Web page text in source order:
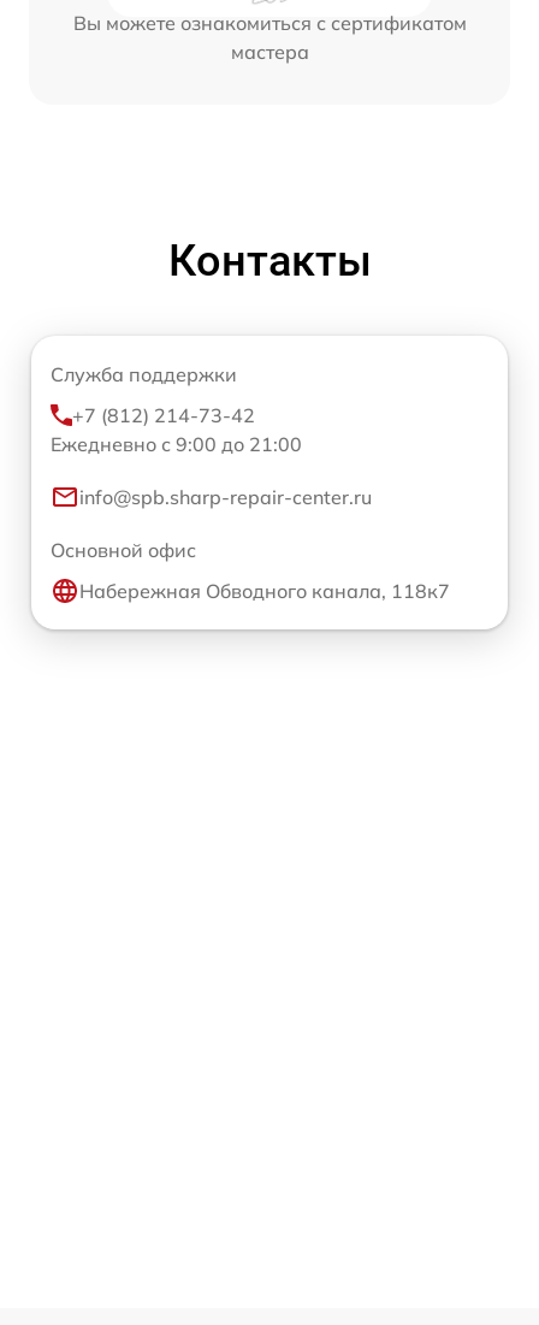
Вы можете ознакомиться с сертификатом
мастера
Контакты
Служба поддержки
+7 (812) 214-73-42
Ежедневно с 9:00 до 21:00
info@spb.sharp-repair-center.ru
Основной офис
Набережная Обводного канала, 118к7